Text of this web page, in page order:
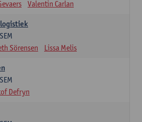
Valentin Carlan
Sörensen Lissa Melis
Defryn